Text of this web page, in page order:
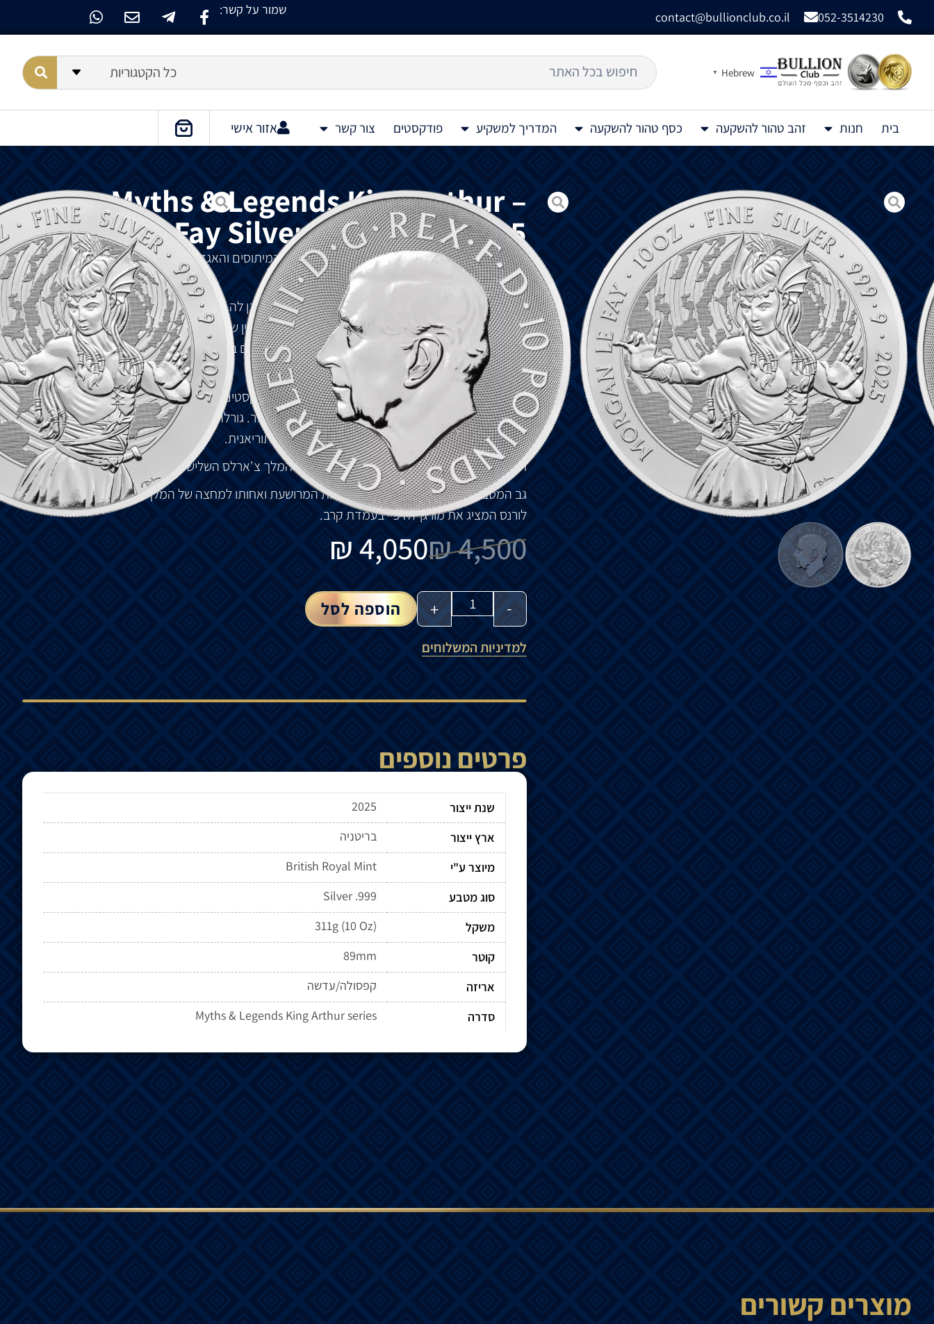
052-3514230
contact@bullionclub.co.il שמור על קשר:
Hebrew
▼ כל הקטגוריות
בית חנות זהב טהור להשקעה כסף טהור להשקעה המדריך למשקיע פודקסטים צור קשר אזור אישי
Myths & Legends King Arthur –
Morgan Le Fay Silver Coin 10 Oz 2025
מטבעכסף2025 Morgan Le Fay 10 Oz מסדרתהמיתוסים והאגדות שלRoyal Mint,
המציגאתMorgan Le Fay, מאתדיווידלורנס.
מורגןלה הארתוריאנית בסיפוריארתור,מורגןלהפיי מתגלהכדמותרבתפנים,המתוארת
כאחותולמחצה שלהמלך ארתור וכקוסמתאדירה.המוניטין שלה מוגדרע״יהיכולותהמיסטיותשלה,
מועילותוזדוניות כאחד.מורגן פיימילאהתפקידיםשוניםבסיפוריםשונים,לפעמיםכאנטגוניסט
ולפעמיםכמרפאהאומגינה
גורלהשלמורגן באגדה ארתוריאניתמשתנהביןטקסטים בחלקמהגרסאותהיאנשארתדמות
חזקה,בעודשבאחרות הופכתלגולהאולכודהבמנזר. גורלה מעורפלומשקףאתהאופיהמתפתח
שלדמותהבתוךהנרטיבים המגווניםשלהאגדההארתוריאנית.
חזיתהמטבע,שנוצרע״ימרטיןג'נינגס,מציגאתהמלך צ'ארלס השלישיללא הכתר.
גב המטבעמציגאתמורגןלהפיי,הקוסמתהמרושעתואחותולמחצהשלהמלךארתור, נוצר ע״י דיוויד
לורנס המציגאת מורגן לה פייבעמדתקרב.
4,500
₪
4,050
₪
-
+ הוספה לסל
למדיניות המשלוחים
פרטים נוספים
שנת ייצור
2025
ארץ ייצור
בריטניה
מיוצר ע"י
British Royal Mint
סוג מטבע
Silver .999
משקל
311g (10 Oz)
קוטר
89mm
אריזה
קפסולה/עדשה
סדרה
Myths & Legends King Arthur series
מוצרים קשורים